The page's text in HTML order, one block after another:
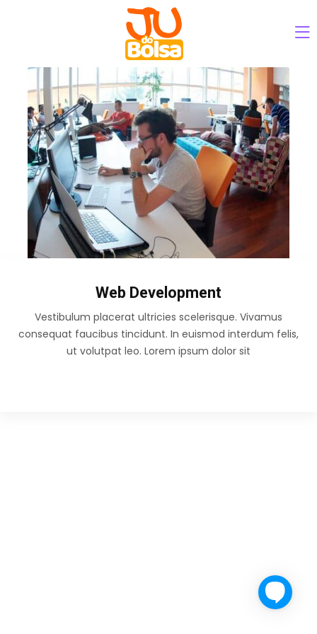
Web Development
Vestibulum placerat ultricies scelerisque. Vivamus
consequat faucibus tincidunt. In euismod interdum felis,
ut volutpat leo. Lorem ipsum dolor sit